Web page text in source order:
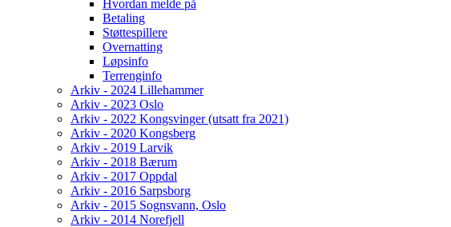
Hvordan melde på
Betaling
Støttespillere
Overnatting
Løpsinfo
Terrenginfo
Arkiv - 2024 Lillehammer
Arkiv - 2023 Oslo
Arkiv - 2022 Kongsvinger (utsatt fra 2021)
Arkiv - 2020 Kongsberg
Arkiv - 2019 Larvik
Arkiv - 2018 Bærum
Arkiv - 2017 Oppdal
Arkiv - 2016 Sarpsborg
Arkiv - 2015 Sognsvann, Oslo
Arkiv - 2014 Norefjell